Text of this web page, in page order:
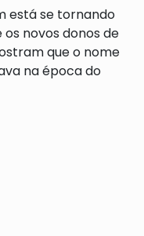
está se tornando
novos donos de
que o nome
na época do